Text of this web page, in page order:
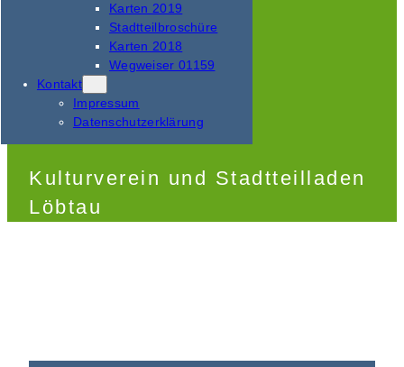
Karten 2019
Stadtteilbroschüre
Karten 2018
Wegweiser 01159
Kontakt
Impressum
Datenschutzerklärung
Kulturverein und Stadtteilladen
Löbtau